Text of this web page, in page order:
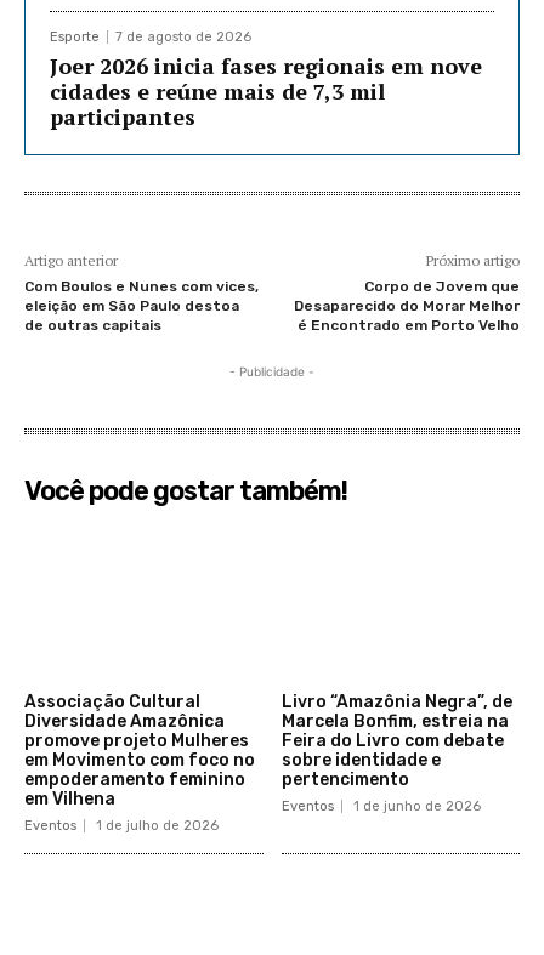
Esporte 7 de agosto de 2026
Joer 2026 inicia fases regionais em nove
cidades e reúne mais de 7,3 mil
participantes
Artigo anterior
Com Boulos e Nunes com vices,
eleição em São Paulo destoa
de outras capitais
Próximo artigo
Corpo de Jovem que
Desaparecido do Morar Melhor
é Encontrado em Porto Velho
- Publicidade -
Você pode gostar também!
Associação Cultural
Diversidade Amazônica
promove projeto Mulheres
em Movimento com foco no
empoderamento feminino
em Vilhena
Eventos 1 de julho de 2026
Livro “Amazônia Negra”, de
Marcela Bonfim, estreia na
Feira do Livro com debate
sobre identidade e
pertencimento
Eventos 1 de junho de 2026